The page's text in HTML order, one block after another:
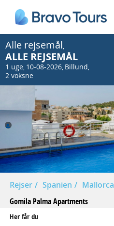
Alle rejsemål,
ALLE REJSEMÅL
1 uge, 10-08-2026, Billund,
2 voksne
Prev
Rejser Spanien Mallorca
Gomila Palma Apartments
Her får du